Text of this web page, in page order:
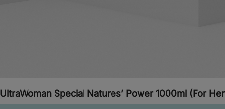
UltraWoman Special Natures’ Power 1000ml (For